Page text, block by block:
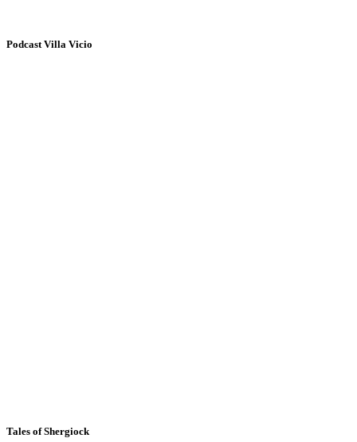
Podcast Villa Vicio
Tales of Shergiock